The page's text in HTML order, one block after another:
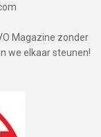
Magazine zonder
we elkaar steunen!